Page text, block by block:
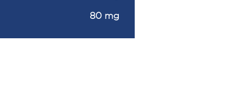
80 mg